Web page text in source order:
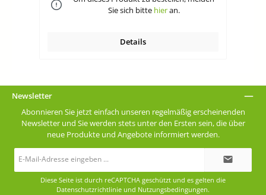
Sie sich bitte hieran.
Details
Newsletter
Abonnieren Sie jetzt einfach unseren regelmäßig erscheinenden
Newsletter und Sie werden stets unter den Ersten sein, die über
neue Produkte und Angebote informiert werden.
Diese Seite ist durch reCAPTCHA geschützt und es gelten die
Datenschutzrichtlinie und Nutzungsbedingungen.